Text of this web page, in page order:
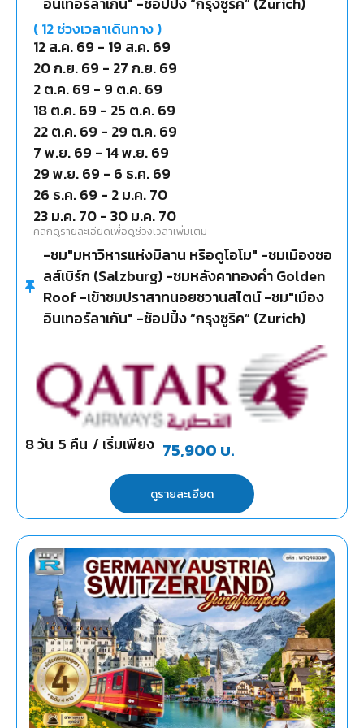
ว่า "สถานีรถไฟที่สูงที่สุดใหยุโรป"
(12ช่วงเวลาเดินทาง )
12 ส.ค. 69 - 19 ส.ค. 69
20 ก.ย. 69 - 27 ก.ย. 69
2 ต.ค. 69 - 9 ต.ค. 69
18 ต.ค. 69 - 25 ต.ค. 69
22 ต.ค. 69 - 29 ต.ค. 69
7 พ.ย. 69 - 14 พ.ย. 69
29 พ.ย. 69 - 6 ธ.ค. 69
26 ธ.ค. 69 - 2 ม.ค. 70
23 ม.ค. 70-30 ม.ค. 70
คลิกดูรายละเอียดเพื่อดูช่วงเวลาเพิ่มเติม
-ชม"มหาวิหารแห่งมิลาน หรือดูโอโม" -ชมเมืองซอ
ลส์เบิร์ก (Salzburg) -ชมหลังคาทองคำ Golden
Roof -เข้าชมปราสาทนอยชวานสไตน์ -ชม"เมือง
อินเทอร์ลาเก้น" -ช้อปปิ้ง “กรุงซูริค” (Zurich)
8วัน 5 คืน / เริ่มเพียง 75,900 บ.
ดูรายละเอียด